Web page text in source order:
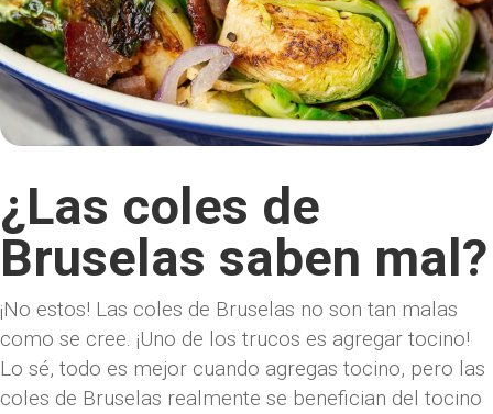
¿Las coles de
Bruselas saben mal?
¡No estos! Las coles de Bruselas no son tan malas
como se cree. ¡Uno de los trucos es agregar tocino!
Lo sé, todo es mejor cuando agregas tocino, pero las
coles de Bruselas realmente se benefician del tocino